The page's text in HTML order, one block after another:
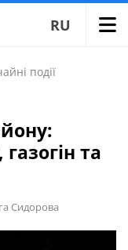
RU
події
та
Сидорова